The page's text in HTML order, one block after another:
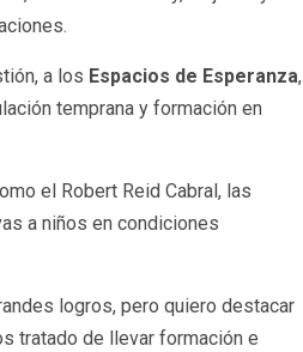
a los Espacios de Esperanza,
temprana y formación en
el Robert Reid Cabral, las
a niños en condiciones
logros, pero quiero destacar
tratado de llevar formación e